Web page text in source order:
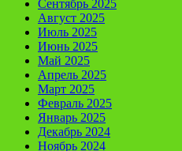
Сентябрь 2025
Август 2025
Июль 2025
Июнь 2025
Май 2025
Апрель 2025
Март 2025
Февраль 2025
Январь 2025
Декабрь 2024
Ноябрь 2024